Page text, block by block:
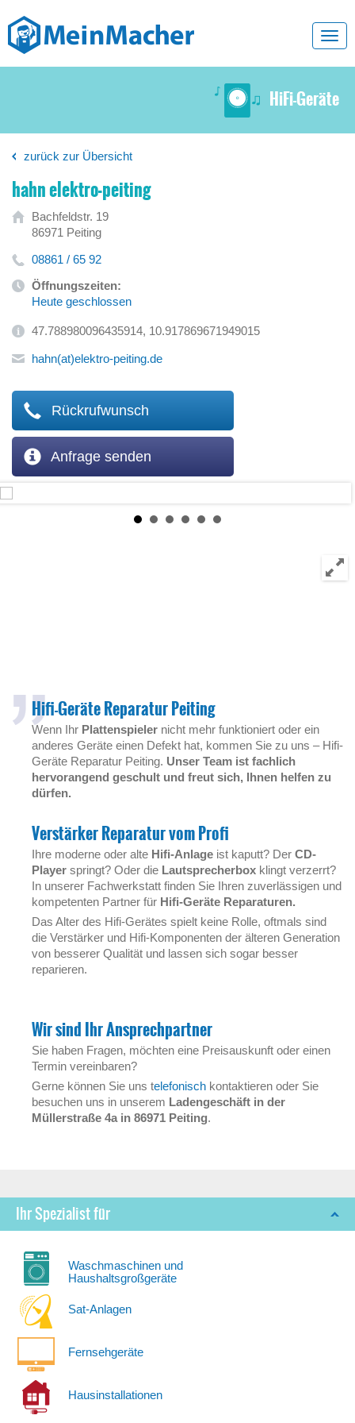
HiFi-Geräte
zurück zur Übersicht
hahn elektro-peiting
Bachfeldstr. 19
86971 Peiting
08861 / 65 92
Öffnungszeiten:
Heute geschlossen
47.788980096435914, 10.917869671949015
hahn(at)elektro-peiting.de
Rückrufwunsch
Anfrage senden
Hifi-Geräte Reparatur Peiting
Wenn Ihr Plattenspieler nicht mehr funktioniert oder ein
anderes Geräte einen Defekt hat, kommen Sie zu uns – Hifi-
Geräte Reparatur Peiting. Unser Team ist fachlich
hervorangend geschult und freut sich, Ihnen helfen zu
dürfen.
Verstärker Reparatur vom Profi
Ihre moderne oder alte Hifi-Anlage ist kaputt? Der CD-
Player springt? Oder die Lautsprecherbox klingt verzerrt?
In unserer Fachwerkstatt finden Sie Ihren zuverlässigen und
kompetenten Partner für Hifi-Geräte Reparaturen.
Das Alter des Hifi-Gerätes spielt keine Rolle, oftmals sind
die Verstärker und Hifi-Komponenten der älteren Generation
von besserer Qualität und lassen sich sogar besser
reparieren.
Wir sind Ihr Ansprechpartner
Sie haben Fragen, möchten eine Preisauskunft oder einen
Termin vereinbaren?
Gerne können Sie uns telefonisch kontaktieren oder Sie
besuchen uns in unserem Ladengeschäft in der
Müllerstraße 4a in 86971 Peiting.
Ihr Spezialist für
Waschmaschinen und
Haushaltsgroßgeräte
Sat-Anlagen
Fernsehgeräte
Hausinstallationen